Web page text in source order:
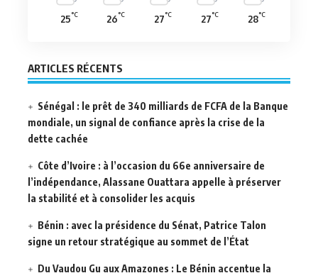
25°C 26°C 27°C 27°C 28°C
ARTICLES RÉCENTS
Sénégal : le prêt de 340 milliards de FCFA de la Banque
mondiale, un signal de confiance après la crise de la
dette cachée
Côte d’Ivoire : à l’occasion du 66e anniversaire de
l’indépendance, Alassane Ouattara appelle à préserver
la stabilité et à consolider les acquis
Bénin : avec la présidence du Sénat, Patrice Talon
signe un retour stratégique au sommet de l’État
Du Vaudou Gu aux Amazones : Le Bénin accentue la